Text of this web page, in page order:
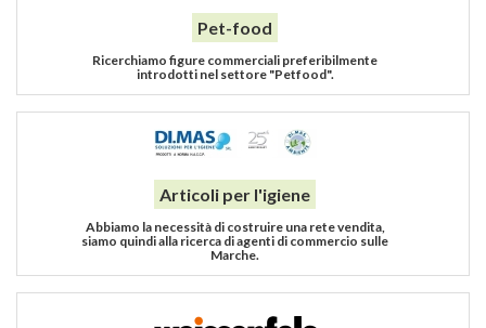
Pet-food
Ricerchiamo figure commerciali preferibilmente
introdotti nel settore "Petfood".
Articoli per l'igiene
Abbiamo la necessità di costruire una rete vendita,
siamo quindi alla ricerca di agenti di commercio sulle
Marche.